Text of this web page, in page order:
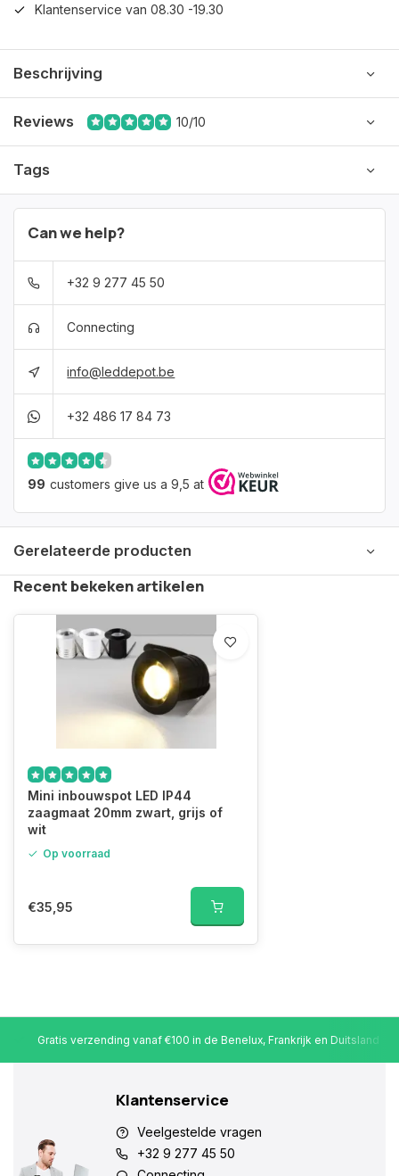
Klantenservice van 08.30 -19.30
Beschrijving
Reviews 10/10
Tags
Can we help?
+32 9 277 45 50
Connecting
info@leddepot.be
+32 486 17 84 73
99 customers give us a 9,5 at
Gerelateerde producten
Recent bekeken artikelen
Mini inbouwspot LED IP44
zaagmaat 20mm zwart, grijs of
wit
Op voorraad
€35,95
Gratis verzending vanaf €100 in de Benelux, Frankrijk en Duitsland
Klantenservice
Veelgestelde vragen
+32 9 277 45 50